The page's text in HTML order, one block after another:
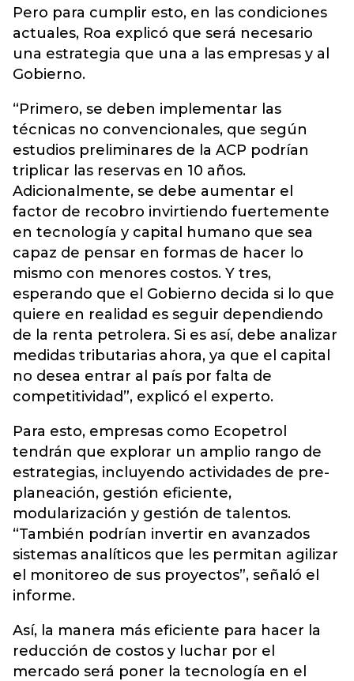
Pero para cumplir esto, en las condiciones
actuales, Roa explicó que será necesario
una estrategia que una a las empresas y al
Gobierno.
“Primero, se deben implementar las
técnicas no convencionales, que según
estudios preliminares de la ACP podrían
triplicar las reservas en 10 años.
Adicionalmente, se debe aumentar el
factor de recobro invirtiendo fuertemente
en tecnología y capital humano que sea
capaz de pensar en formas de hacer lo
mismo con menores costos. Y tres,
esperando que el Gobierno decida si lo que
quiere en realidad es seguir dependiendo
de la renta petrolera. Si es así, debe analizar
medidas tributarias ahora, ya que el capital
no desea entrar al país por falta de
competitividad”, explicó el experto.
Para esto, empresas como Ecopetrol
tendrán que explorar un amplio rango de
estrategias, incluyendo actividades de pre-
planeación, gestión eficiente,
modularización y gestión de talentos.
“También podrían invertir en avanzados
sistemas analíticos que les permitan agilizar
el monitoreo de sus proyectos”, señaló el
informe.
Así, la manera más eficiente para hacer la
reducción de costos y luchar por el
mercado será poner la tecnología en el